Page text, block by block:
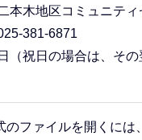
本木地区コミュニティ
381-6871
（祝日の場合は、そ
のファイルを開くには